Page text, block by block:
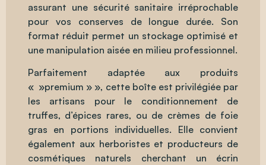
assurant une sécurité sanitaire irréprochable
pour vos conserves de longue durée. Son
format réduit permet un stockage optimisé et
une manipulation aisée en milieu professionnel.
Parfaitement adaptée aux produits
« »premium » », cette boîte est privilégiée par
les artisans pour le conditionnement de
truffes, d’épices rares, ou de crèmes de foie
gras en portions individuelles. Elle convient
également aux herboristes et producteurs de
cosmétiques naturels cherchant un écrin